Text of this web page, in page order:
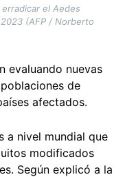
el Aedes
(AFP / Norberto
evaluando nuevas
de
afectados.
a nivel mundial que
modificados
Según explicó a la